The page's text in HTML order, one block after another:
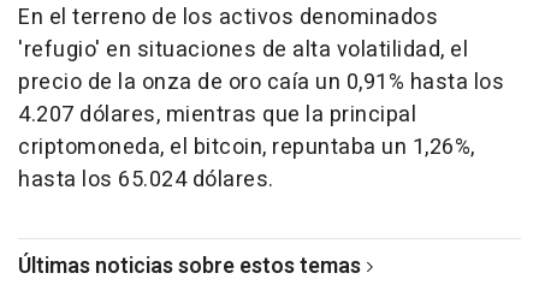
En el terreno de los activos denominados
'refugio' en situaciones de alta volatilidad, el
precio de la onza de oro caía un 0,91% hasta los
4.207 dólares, mientras que la principal
criptomoneda, el bitcoin, repuntaba un 1,26%,
hasta los 65.024 dólares.
Últimas noticias sobre estos temas